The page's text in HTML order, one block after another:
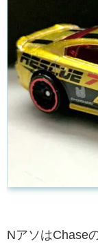
NアソはChase